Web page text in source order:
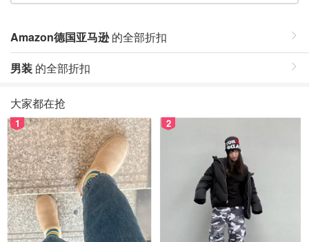
Amazon德国亚马逊的全部折扣
男装 的全部折扣
大家都在抢
1 2